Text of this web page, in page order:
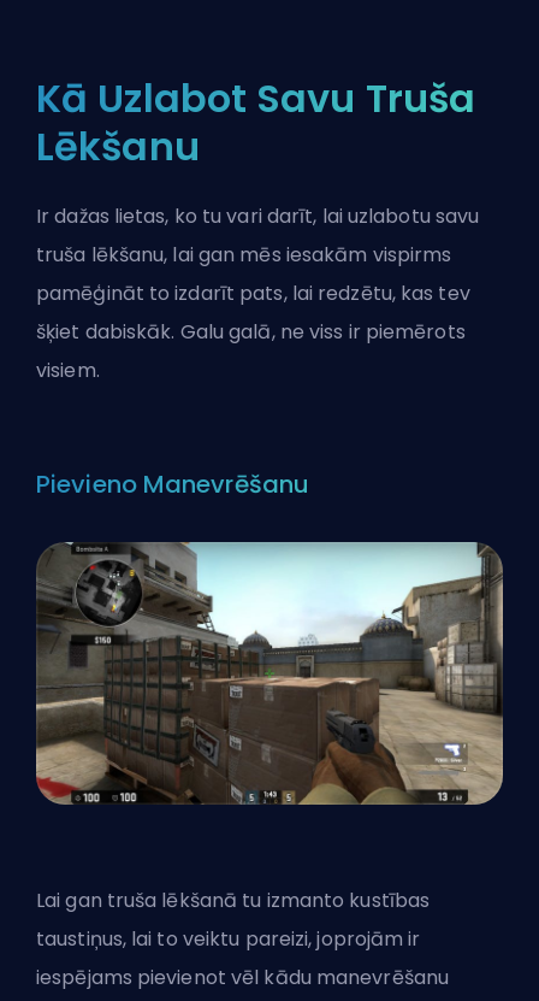
Kā Uzlabot Savu Truša
Lēkšanu
Ir dažas lietas, ko tu vari darīt, lai uzlabotu savu
truša lēkšanu, lai gan mēs iesakām vispirms
pamēģināt to izdarīt pats, lai redzētu, kas tev
šķiet dabiskāk. Galu galā, ne viss ir piemērots
visiem.
Pievieno Manevrēšanu
Lai gan truša lēkšanā tu izmanto kustības
taustiņus, lai to veiktu pareizi, joprojām ir
iespējams pievienot vēl kādu manevrēšanu